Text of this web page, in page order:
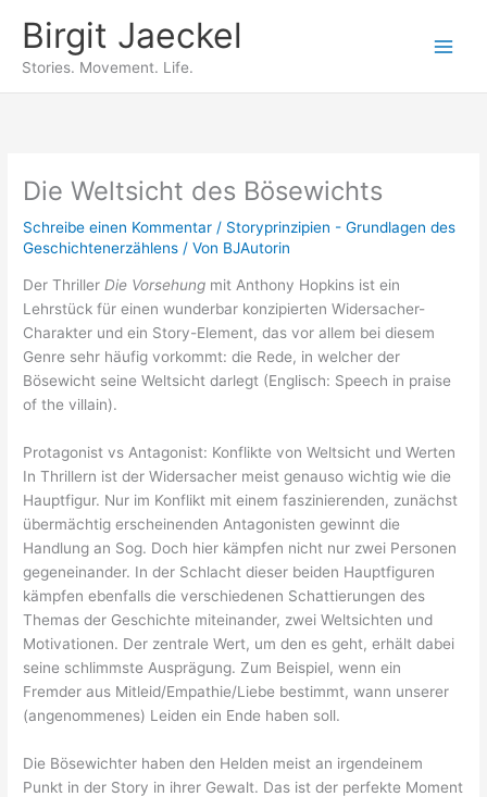
Inhalt
springen
Birgit Jaeckel
Stories. Movement. Life.
Die Weltsicht des Bösewichts
Schreibe einen Kommentar / Storyprinzipien - Grundlagen des
Geschichtenerzählens / Von BJAutorin
Der ThrillerDie Vorsehung mit Anthony Hopkins ist ein
Lehrstück für einen wunderbar konzipierten Widersacher-
Charakter und ein Story-Element, das vor allem bei diesem
Genre sehr häufig vorkommt: die Rede, in welcher der
Bösewicht seine Weltsicht darlegt (Englisch: Speech in praise
of the villain).
Protagonist vs Antagonist: Konflikte von Weltsicht und Werten
In Thrillern ist der Widersacher meist genauso wichtig wie die
Hauptfigur. Nur im Konflikt mit einem faszinierenden, zunächst
übermächtig erscheinenden Antagonisten gewinnt die
Handlung an Sog. Doch hier kämpfen nicht nur zwei Personen
gegeneinander. In der Schlacht dieser beiden Hauptfiguren
kämpfen ebenfalls die verschiedenen Schattierungen des
Themas der Geschichte miteinander, zwei Weltsichten und
Motivationen. Der zentrale Wert, um den es geht, erhält dabei
seine schlimmste Ausprägung. Zum Beispiel, wenn ein
Fremder aus Mitleid/Empathie/Liebe bestimmt, wann unserer
(angenommenes) Leiden ein Ende haben soll.
Die Bösewichter haben den Helden meist an irgendeinem
Punkt in der Story in ihrer Gewalt. Das ist der perfekte Moment